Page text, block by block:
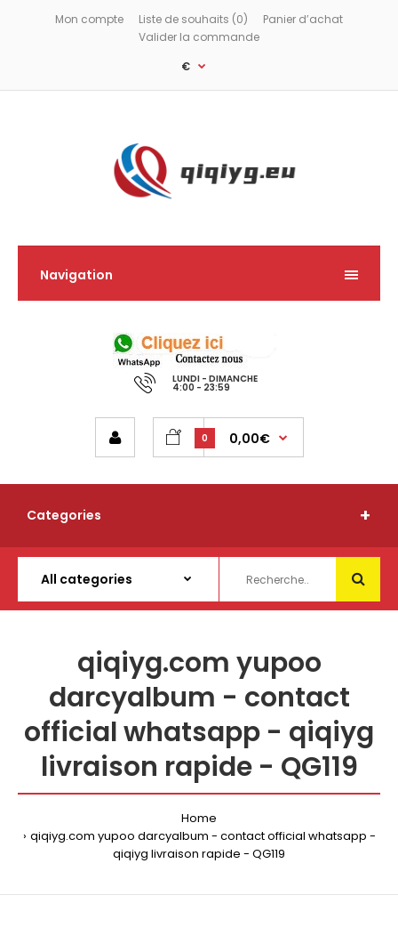
Mon compte Liste de souhaits (0)
Panier d’achat
Valider la commande
€
Navigation
LUNDI - DIMANCHE
4:00 - 23:59
0 0,00€
Categories
qiqiyg.com yupoo
darcyalbum - contact
official whatsapp - qiqiyg
livraison rapide - QG119
Home
qiqiyg.com yupoo darcyalbum - contact official whatsapp -
qiqiyg livraison rapide - QG119